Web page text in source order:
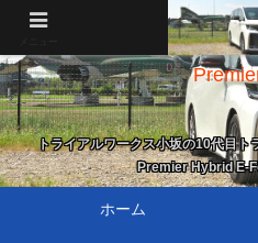
新・歴代トランスポータ
Premier
トライアルワークス小坂の10代目ト
Premier Hybrid E-
ホーム